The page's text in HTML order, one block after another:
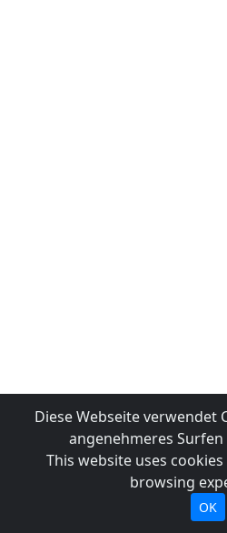
Diese Webseite verwendet
angenehmeres
This website uses
browsing
OK